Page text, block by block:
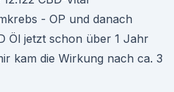
- OP und danach
Öl jetzt schon über 1 Jahr
kam die Wirkung nach ca. 3